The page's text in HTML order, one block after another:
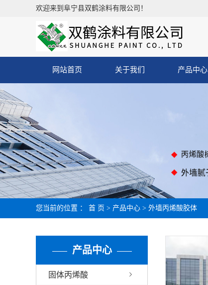
欢迎来到阜宁县双鹤涂料有限公司！
网站首页 关于我们 产品中心
您当前的位置 ： 首 页 > 产品中心 > 外墙丙烯酸胶体
产品中心
固体丙烯酸